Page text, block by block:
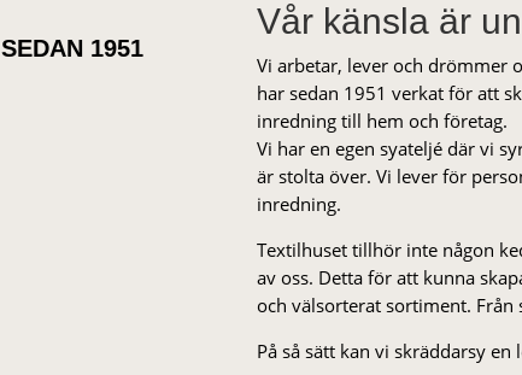
SEDAN 1951
Vår känsla är
Vi arbetar, lever och drömmer
har sedan 1951 verkat för att
inredning till hem och företag.
Vi har en egen syateljé där vi
är stolta över. Vi lever för
inredning.
Textilhuset tillhör inte någon
av oss. Detta för att kunna
och välsorterat sor­ti­ment.
På så sätt kan vi skräddarsy